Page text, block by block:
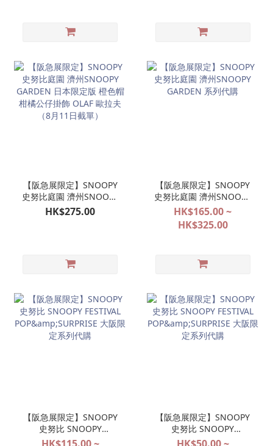
【阪急展限定】SNOOPY
史努比庭園 濟州SNOOPY
GARDEN 日本限定版 橙色
帽柑橘公仔掛飾 OLAF 歐
HK$275.00
【阪急展限定】SNOOPY
史努比庭園 濟州SNOOPY
GARDEN 系列代購
HK$165.00 ~
HK$325.00
【阪急展限定】SNOOPY
史努比 SNOOPY
FESTIVAL
【阪急展限定】SNOOPY
史努比 SNOOPY
FESTIVAL